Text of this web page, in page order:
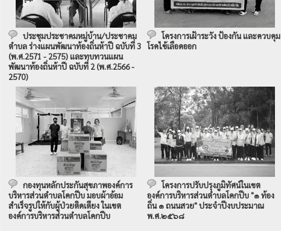
ประชุมประชาคมหมู่บ้าน/ประชาคม
ตำบล ร่างแผนพัฒนาท้องถิ่นห้าปี ฉบับที่ 3
(พ.ศ.2571 - 2575) และทบทวนแผน
พัฒนาท้องถิ่นห้าปี ฉบับที่ 2 (พ.ศ.2566 -
2570)
โครงการเฝ้าระวัง ป้องกัน และควบคุม
โรคไข้เลือดออก
กองทุนหลักประกันสุขภาพองค์การ
บริหารส่วนตำบลโคกปีบ มอบผ้าอ้อม
สำเร็จรูปให้กับผู้ป่วยติดเตียง ในเขต
องค์การบริหารส่วนตำบลโคกปีบ
โครงการปรับปรุงภูมิทัศน์ในเขต
องค์การบริหารส่วนตำบลโคกปีบ "๑ ท้อง
ถิ่น ๑ ถนนสวย" ประจำปีงบประมาณ
พ.ศ.๒๕๖๘